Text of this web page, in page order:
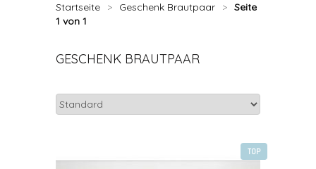
Startseite > Geschenk Brautpaar > Seite
1 von 1
GESCHENK BRAUTPAAR
TOP